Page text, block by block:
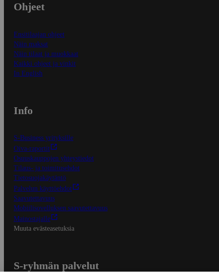
Ohjeet
Ensitilaajan ohjeet
Näin maksat
Näin tilaat ja muokkaat
Kaikki ohjeet ja vinkit
In English
Info
S-Business yrityksille
Oiva-raportit
Osuuskauppojen yhteystiedot
Tilaus- ja toimitusehdot
Tietosuojakäytäntö
Palvelun käyttöehdot
Saavutettavuus
Mobiilisovelluksen saavutettavuus
Mainostajalle
Muuta evästeasetuksia
S-ryhmän palvelut